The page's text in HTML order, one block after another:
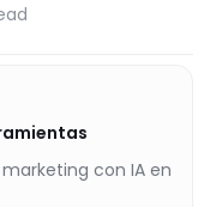
con IA en